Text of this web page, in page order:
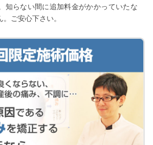
知らない間に追加料金がかかっていたな
ご安心下さい。